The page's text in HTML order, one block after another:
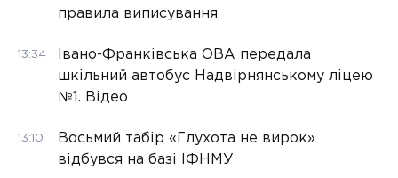
правила виписування
13:34
Івано-Франківська ОВА передала
шкільний автобус Надвірнянському ліцею
№1. Відео
13:10
Восьмий табір «Глухота не вирок»
відбувся на базі ІФНМУ